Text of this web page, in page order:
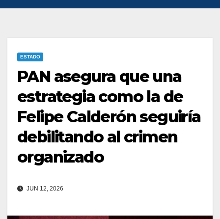
ESTADO
PAN asegura que una
estrategia como la de
Felipe Calderón seguiría
debilitando al crimen
organizado
JUN 12, 2026